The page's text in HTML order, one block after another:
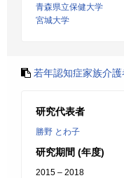
青森県立保健大学
宮城大学
若年認知症家族介
研究代表者
勝野 とわ子
研究期間 (年度)
2015 – 2018